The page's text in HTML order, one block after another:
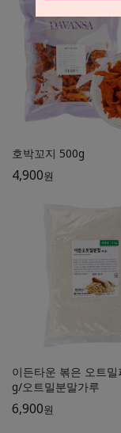
호박꼬지 500g
4,900원
이든타운 볶은 오트
g/오트밀분말가루
6,900원